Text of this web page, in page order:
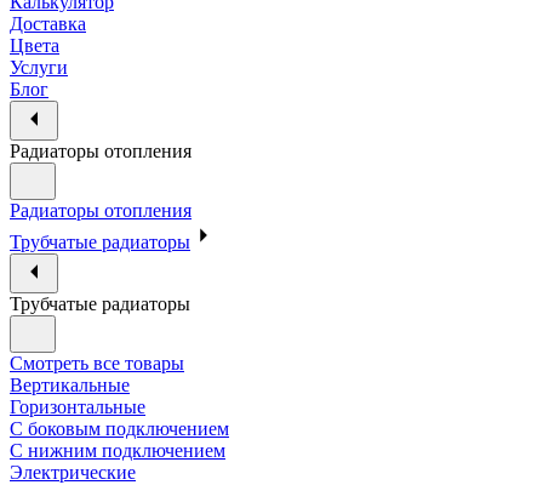
Доставка
Цвета
Услуги
Блог
Радиаторы отопления
Радиаторы отопления
Трубчатые радиаторы
Трубчатые радиаторы
Смотреть все товары
Вертикальные
Горизонтальные
С боковым подключением
С нижним подключением
Электрические